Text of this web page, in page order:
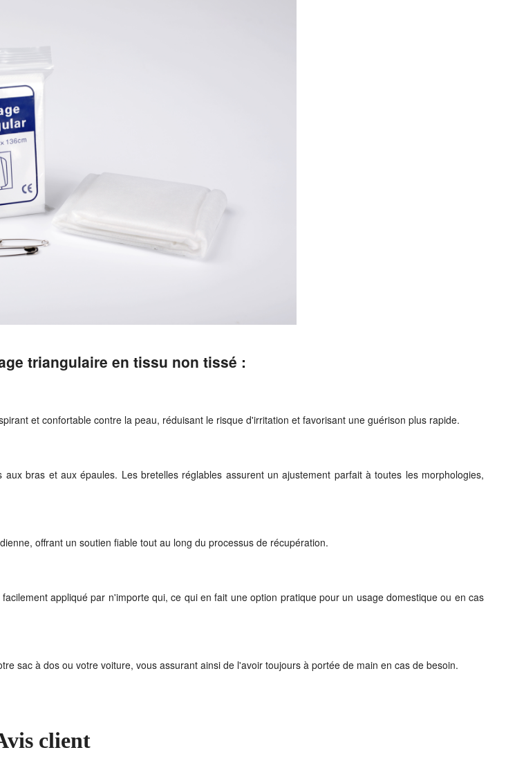
triangulaire en tissu non tissé :
et confortable contre la peau, réduisant le risque d'irritation et favorisant une guérison plus rapide.
bras et aux épaules. Les bretelles réglables assurent un ajustement parfait à toutes les morphologies,
offrant un soutien fiable tout au long du processus de récupération.
appliqué par n'importe qui, ce qui en fait une option pratique pour un usage domestique ou en cas
sac à dos ou votre voiture, vous assurant ainsi de l'avoir toujours à portée de main en cas de besoin.
client